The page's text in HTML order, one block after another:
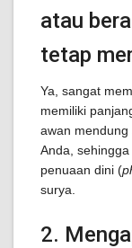
atau
tetap
Ya, sangat
memiliki
awan
Anda,
penuaan dini (
surya.
2.